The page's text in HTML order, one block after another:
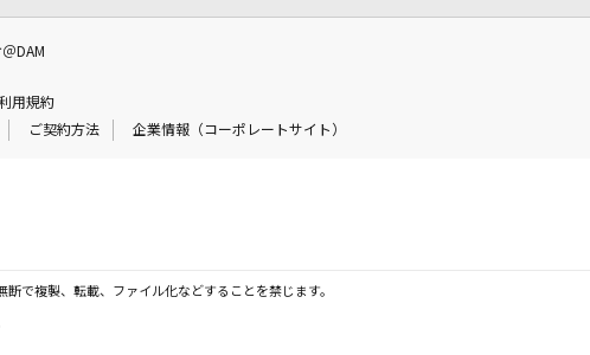
DAM
用規約
ご契約方法 企業情報（コーポレートサイト）
で複製、転載、ファイル化などすることを禁じます。